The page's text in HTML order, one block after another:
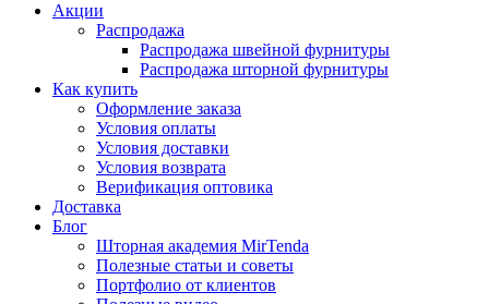
Акции
Распродажа
Распродажа швейной фурнитуры
Распродажа шторной фурнитуры
Как купить
Оформление заказа
Условия оплаты
Условия доставки
Условия возврата
Верификация оптовика
Доставка
Блог
Шторная академия MirTenda
Полезные статьи и советы
Портфолио от клиентов